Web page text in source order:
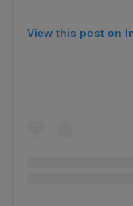
View this post on